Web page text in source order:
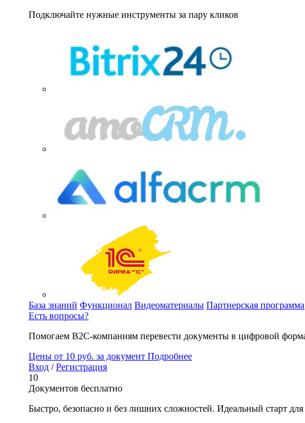
Подключайте нужные инструменты за пару кликов
База знаний Функционал Видеоматериалы Партнерская программа
Есть вопросы?
Помогаем B2C-компаниям перевести документы в цифровой
Цены от 10 руб. за документ Подробнее
Вход / Регистрация
10
Документов бесплатно
Быстро, безопасно и без лишних сложностей. Идеальный старт